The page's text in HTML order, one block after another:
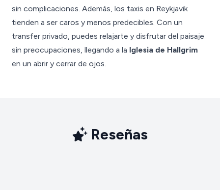
sin complicaciones. Además, los taxis en Reykjavik
tienden a ser caros y menos predecibles. Con un
transfer privado, puedes relajarte y disfrutar del paisaje
sin preocupaciones, llegando a la Iglesia de Hallgrim
en un abrir y cerrar de ojos.
Reseñas